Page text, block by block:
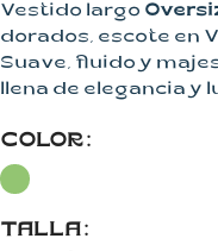
Vestido largo
dorados, escote en
Suave, fluido y
llena de elegancia y
COLOR
TALLA